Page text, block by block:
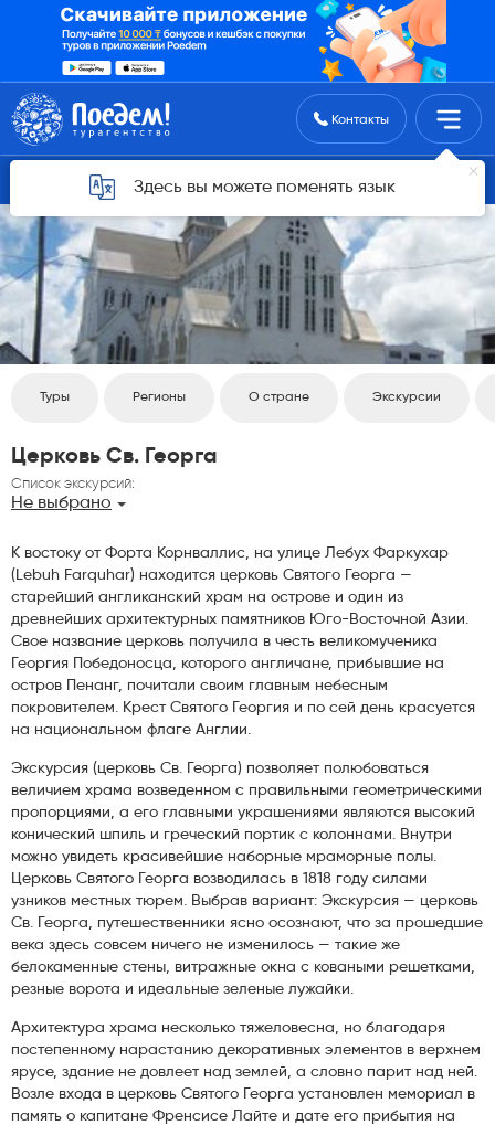
Поиск туровКонтакты
Здесь вы можете поменять язык
Вернуться назад
Туры Регионы О стране Экскурсии
Церковь Св. Георга
Список экскурсий:
Не выбрано
К востоку от Форта Корнваллис, на улице Лебух Фаркухар
(Lebuh Farquhar) находится церковь Святого Георга —
старейший англиканский храм на острове и один из
древнейших архитектурных памятников Юго-Восточной Азии.
Свое название церковь получила в честь великомученика
Георгия Победоносца, которого англичане, прибывшие на
остров Пенанг, почитали своим главным небесным
покровителем. Крест Святого Георгия и по сей день красуется
на национальном флаге Англии.
Экскурсия (церковь Св. Георга) позволяет полюбоваться
величием храма возведенном с правильными геометрическими
пропорциями, а его главными украшениями являются высокий
конический шпиль и греческий портик с колоннами. Внутри
можно увидеть красивейшие наборные мраморные полы.
Церковь Святого Георга возводилась в 1818 году силами
узников местных тюрем. Выбрав вариант: Экскурсия — церковь
Св. Георга, путешественники ясно осознают, что за прошедшие
века здесь совсем ничего не изменилось — такие же
белокаменные стены, витражные окна с коваными решетками,
резные ворота и идеальные зеленые лужайки.
Архитектура храма несколько тяжеловесна, но благодаря
постепенному нарастанию декоративных элементов в верхнем
ярусе, здание не довлеет над землей, а словно парит над ней.
Возле входа в церковь Святого Георга установлен мемориал в
память о капитане Френсисе Лайте и дате его прибытия на